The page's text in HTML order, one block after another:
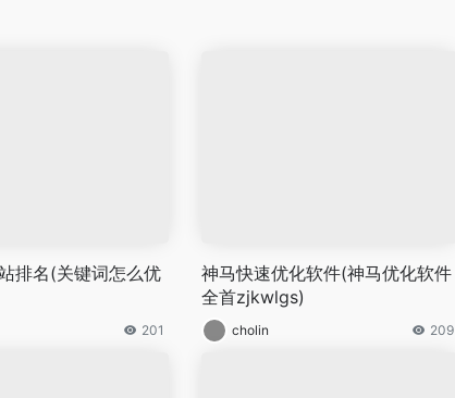
排名(关键词怎么优
201
神马快速优化软件(神马优化软件
全首zjkwlgs)
cholin 209